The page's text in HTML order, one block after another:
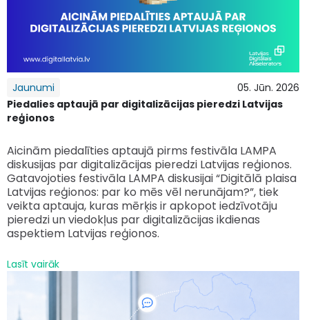
Jaunumi
05. Jūn. 2026
Piedalies aptaujā par digitalizācijas pieredzi Latvijas
reģionos
Aicinām piedalīties aptaujā pirms festivāla LAMPA
diskusijas par digitalizācijas pieredzi Latvijas reģionos.
Gatavojoties festivāla LAMPA diskusijai “Digitālā plaisa
Latvijas reģionos: par ko mēs vēl nerunājam?”, tiek
veikta aptauja, kuras mērķis ir apkopot iedzīvotāju
pieredzi un viedokļus par digitalizācijas ikdienas
aspektiem Latvijas reģionos.
Lasīt vairāk